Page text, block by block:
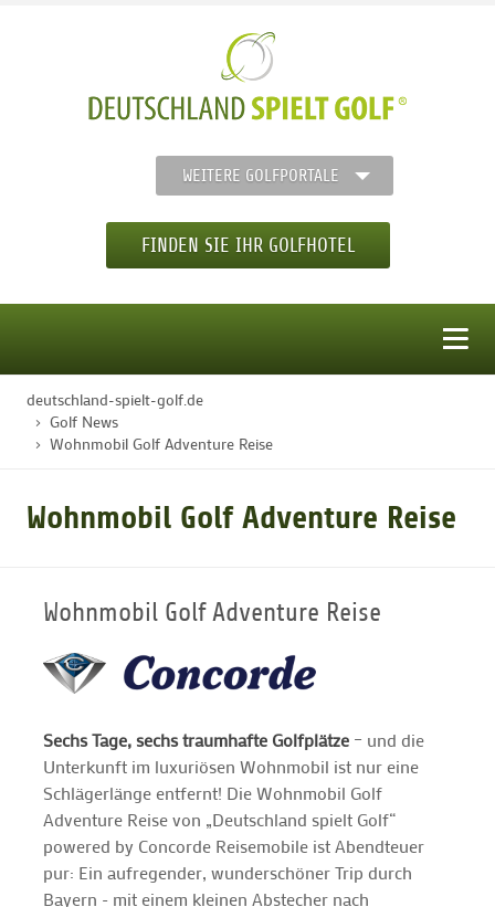
WEITERE GOLFPORTALE
FINDEN SIE IHR GOLFHOTEL
STARTSEITE
GOLF CARD
GOLF & WOMO
MALLORCA GOLFWOCHE
GOLF NEWS
deutschland-spielt-golf.de
Golf News
Wohnmobil Golf Adventure Reise
Wohnmobil Golf Adventure Reise
Wohnmobil Golf Adventure Reise
Sechs Tage, sechs traumhafte Golfplätze – und die
Unterkunft im luxuriösen Wohnmobil ist nur eine
Schlägerlänge entfernt! Die Wohnmobil Golf
Adventure Reise von „Deutschland spielt Golf“
powered by Concorde Reisemobile ist Abendteuer
pur: Ein aufregender, wunderschöner Trip durch
Bayern - mit einem kleinen Abstecher nach